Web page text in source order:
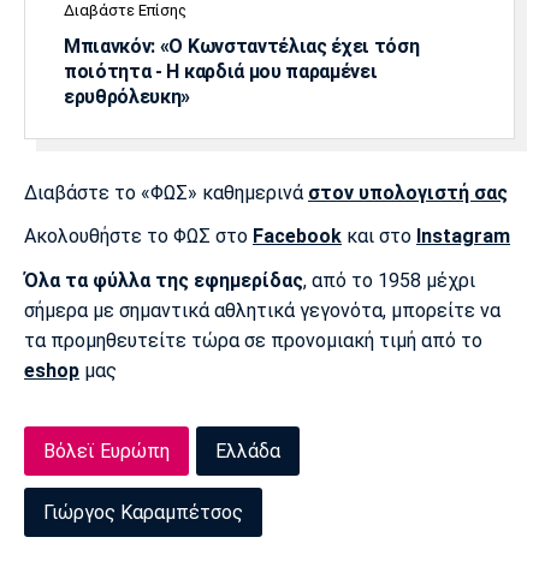
Διαβάστε Επίσης
Μπιανκόν: «Ο Κωνσταντέλιας έχει τόση
ποιότητα - Η καρδιά μου παραμένει
ερυθρόλευκη»
Διαβάστε το «ΦΩΣ» καθημερινά στον υπολογιστή σας
Ακολουθήστε το ΦΩΣ στο Facebook και στο Instagram
Όλα τα φύλλα της εφημερίδας, από το 1958 μέχρι
σήμερα με σημαντικά αθλητικά γεγονότα, μπορείτε να
τα προμηθευτείτε τώρα σε προνομιακή τιμή από το
eshop μας
Βόλεϊ Ευρώπη Ελλάδα
Γιώργος Καραμπέτσος